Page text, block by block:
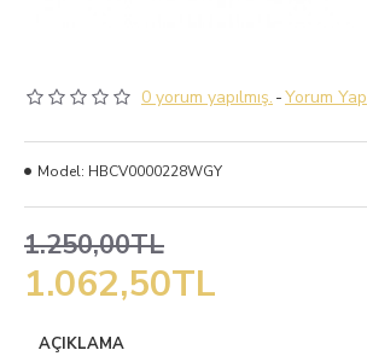
0 yorum yapılmış. -Yorum Yap
1.062,50TL
1.250,00TL
Model: HBCV0000228WGY
AÇIKLAMA